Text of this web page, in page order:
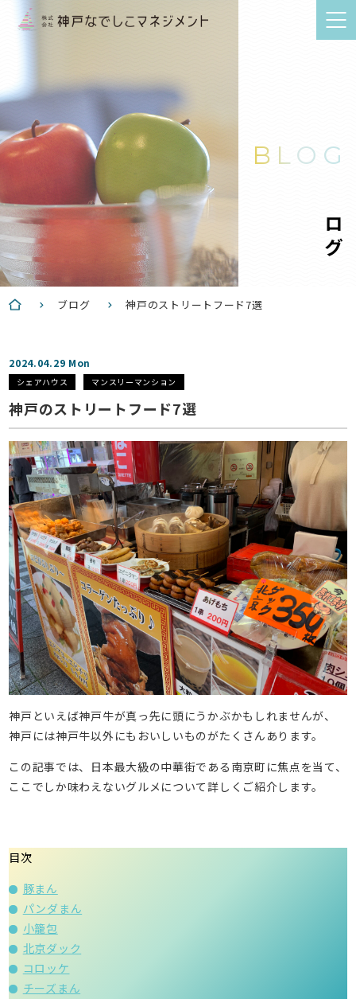
ブログ
BLOG
ブログ 神戸のストリートフード7選
2024.04.29 Mon
シェアハウス マンスリーマンション
神戸のストリートフード7選
神戸といえば神戸牛が真っ先に頭にうかぶかもしれませんが、
神戸には神戸牛以外にもおいしいものがたくさんあります。
この記事では、日本最大級の中華街である南京町に焦点を当て、
ここでしか味わえないグルメについて詳しくご紹介します。
目次
豚まん
パンダまん
小籠包
北京ダック
コロッケ
チーズまん